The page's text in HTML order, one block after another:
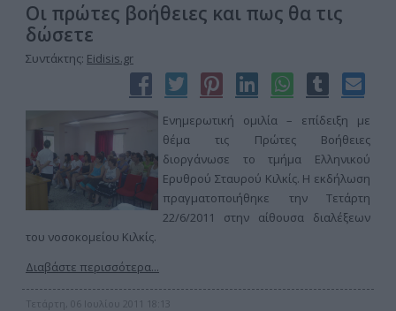
Οι πρώτες βοήθειες και πως θα τις
δώσετε
Συντάκτης: Eidisis.gr
Ενημερωτική ομιλία – επίδειξη με
θέμα τις Πρώτες Βοήθειες
διοργάνωσε το τμήμα Ελληνικού
Ερυθρού Σταυρού Κιλκίς. Η εκδήλωση
πραγματοποιήθηκε την Τετάρτη
22/6/2011 στην αίθουσα διαλέξεων
του νοσοκομείου Κιλκίς.
Διαβάστε περισσότερα...
Τετάρτη, 06 Ιουλίου 2011 18:13